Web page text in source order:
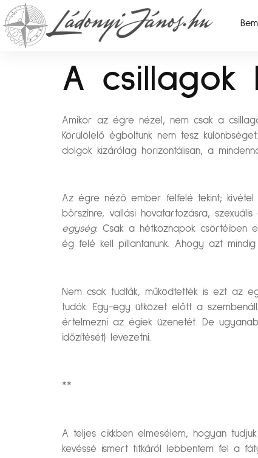
A csillagok
Amikor az égre nézel, nem csak a
Körülölelő égboltunk nem tesz
dolgok kizárólag horizontálisan, a
Az égre néző ember felfelé tekint;
bőrszínre, vallási hovatartozásra,
egység. Csak a hétköznapok csörtéiben
ég felé kell pillantanunk. Ahogy azt
Nem csak tudták, működtették is ezt az
tudók. Egy-egy ütközet előtt a
értelmezni az égiek üzenetét. De
időzítését) levezetni.
**
A teljes cikkben elmesélem, hogyan
kevéssé ismert titkáról lebbentem fel a